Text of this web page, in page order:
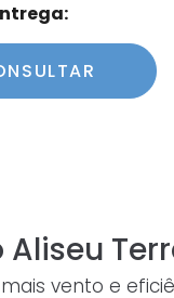
vento e